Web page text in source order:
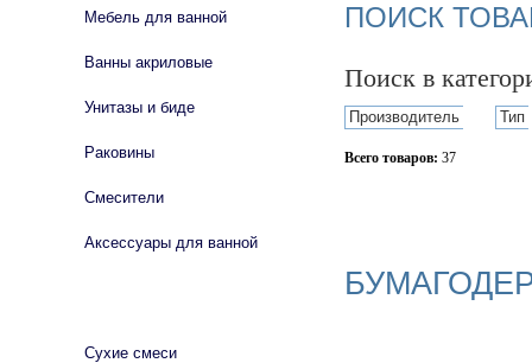
ПОИСК
Поиск в
Производитель Тип
Всего товаров: 37
Мебель для ванной
Ванны акриловые
Унитазы и биде
Раковины
Смесители
Аксессуары для ванной
Сухие смеси